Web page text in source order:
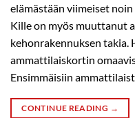
elämästään viimeiset
Kille on myös muuttanut
kehonrakennuksen takia.
ammattilaiskortin
Ensimmäisiin
CONTINUE READING →